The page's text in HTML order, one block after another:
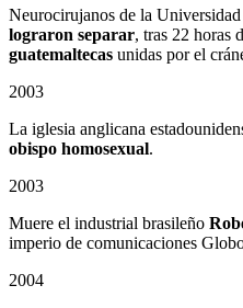
Neurocirujanos de la
lograron separar, tras 22 horas
guatemaltecas unidas por el
2003
La iglesia anglicana
obispo homosexual.
2003
Muere el industrial brasileño
imperio de comunicaciones
2004